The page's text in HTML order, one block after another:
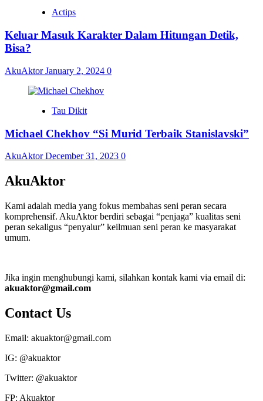
Actips
Keluar Masuk Karakter Dalam Hitungan Detik,
Bisa?
AkuAktorJanuary 2, 2024 0
Tau Dikit
Michael Chekhov “Si Murid Terbaik Stanislavski”
AkuAktorDecember 31, 2023 0
AkuAktor
Kami adalah media yang fokus membahas seni peran secara
komprehensif. AkuAktor berdiri sebagai “penjaga” kualitas seni
peran sekaligus “penyalur” keilmuan seni peran ke masyarakat
umum.
Jika ingin menghubungi kami, silahkan kontak kami via email di:
akuaktor@gmail.com
Contact Us
Email: akuaktor@gmail.com
IG: @akuaktor
Twitter: @akuaktor
FP: Akuaktor